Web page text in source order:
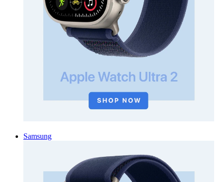
Samsung